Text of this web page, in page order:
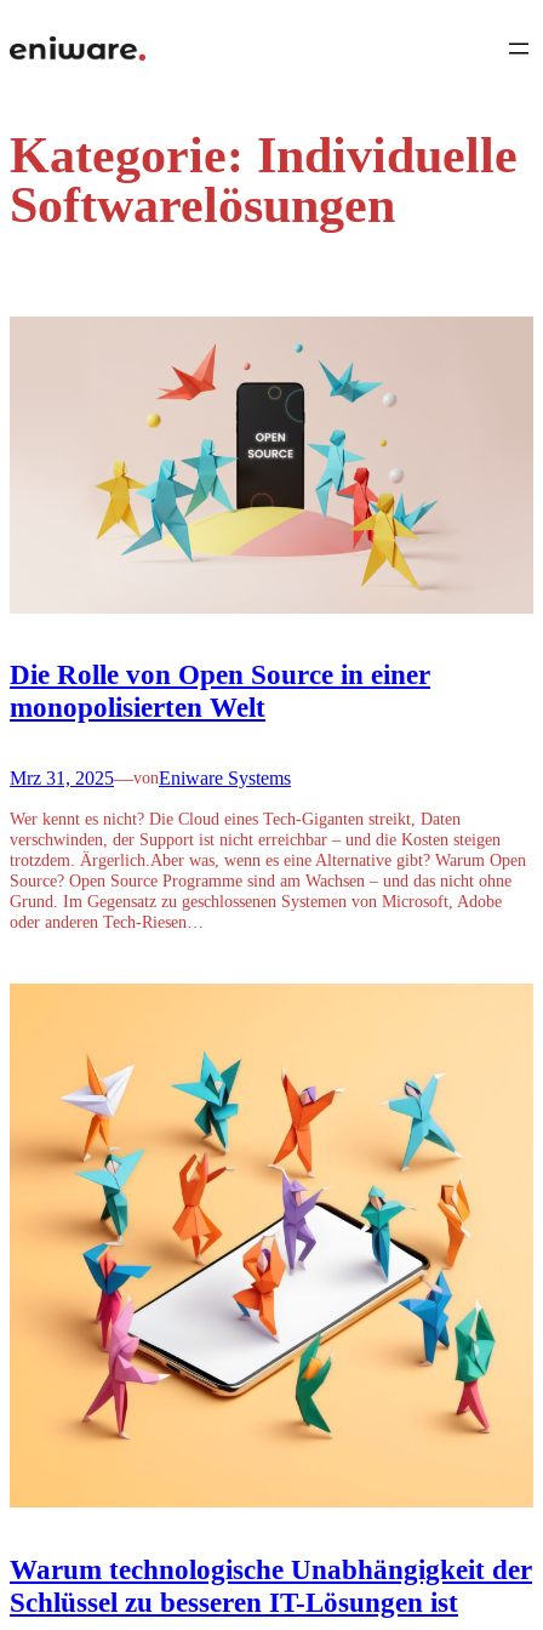
zum
Inhalt
Kategorie: Individuelle
Softwarelösungen
Die Rolle von Open Source in einer
monopolisierten Welt
Mrz 31, 2025—vonEniware Systems
Wer kennt es nicht? Die Cloud eines Tech-Giganten streikt, Daten
verschwinden, der Support ist nicht erreichbar – und die Kosten steigen
trotzdem. Ärgerlich.Aber was, wenn es eine Alternative gibt? Warum Open
Source? Open Source Programme sind am Wachsen – und das nicht ohne
Grund. Im Gegensatz zu geschlossenen Systemen von Microsoft, Adobe
oder anderen Tech-Riesen…
Warum technologische Unabhängigkeit der
Schlüssel zu besseren IT-Lösungen ist